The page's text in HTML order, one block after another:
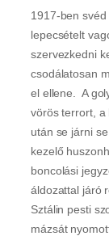
1917-ben
lepecsételt
szervezkedni
csodálatosan
el ellene. A
vörös terrort, a
után se járni
kezelő
boncolási
áldozattal járó
Sztálin pesti
mázsát